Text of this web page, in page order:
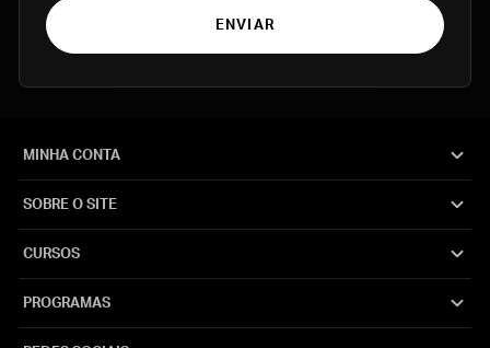
ENVIAR
MINHA CONTA
SOBRE O SITE
CURSOS
PROGRAMAS